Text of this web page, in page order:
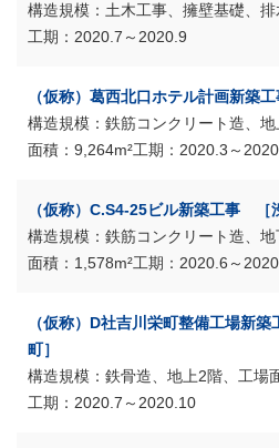
土木工事、擁壁基礎、
2020.7～2020.9
（仮称）葛西北口ホテル計画新築
鉄筋コンクリート造、
9,264m²
2020.3～
（仮称）C.S4-25ビル新築工事 ［
鉄筋コンクリート造、
1,578m²
2020.6～
（仮称）D社吉川栄町整備工場新
町］
鉄骨造、地上2階、工場
2020.7～2020.10